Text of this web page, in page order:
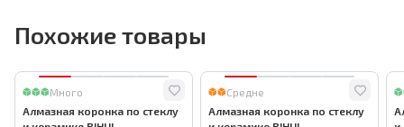
Похожие товары
Много
Алмазная коронка по стеклу
Средне
Алмазная коронка по стеклу